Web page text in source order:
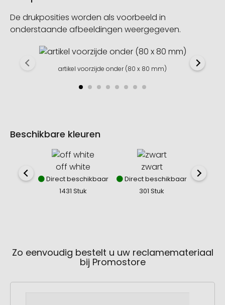
De drukposities worden als voorbeeld in
onderstaande afbeeldingen weergegeven.
artikel voorzijde onder (80 x 80 mm)
Beschikbare kleuren
off white
Direct beschikbaar
1431 Stuk
zwart
Direct beschikbaar
301 Stuk
Direct
Zo eenvoudig bestelt u uw reclamemateriaal
bij Promostore